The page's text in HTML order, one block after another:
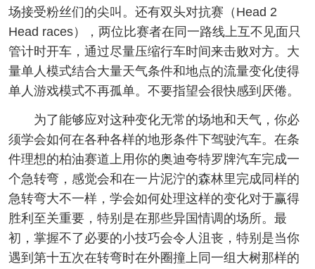
场接受粉丝们的尖叫。还有双头对抗赛（Head 2
Head races），两位比赛者在同一路线上互不见面只
管计时开车，通过尽量压缩行车时间来击败对方。大
量单人模式结合大量天气条件和地点的流量变化使得
单人游戏模式不再孤单。不要指望会很快感到厌倦。
为了能够应对这种变化无常的场地和天气，你必
须学会如何在各种各样的地形条件下驾驶汽车。在条
件理想的柏油赛道上用你的奥迪夸特罗牌汽车完成一
个急转弯，感觉会和在一片泥泞的森林里完成同样的
急转弯大不一样，学会如何处理这样的变化对于赢得
胜利至关重要，特别是在那些异国情调的场所。最
初，掌握不了必要的小技巧会令人沮丧，特别是当你
遇到第十五次在转弯时在外圈撞上同一组大树那样的